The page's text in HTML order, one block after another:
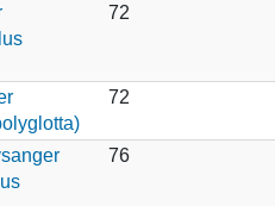
72
72
76